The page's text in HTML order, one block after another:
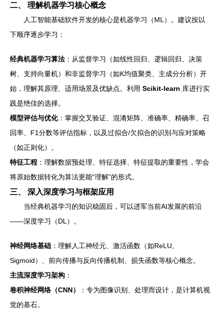
二、 理解机器学习核心概念
人工智能基础软件开发的核心是机器学习（ML）。建议按以
下顺序逐步学习：
经典机器学习算法 ：从监督学习（如线性回归、逻辑回归、决策
树、支持向量机）和非监督学习（如K均值聚类、主成分分析）开
始，理解其原理、适用场景及优缺点。利用 Scikit-learn 库进行实
践是绝佳的选择。
模型评估与优化：掌握交叉验证、混淆矩阵、准确率、精确率、召
回率、F1分数等评估指标，以及过拟合/欠拟合的识别与应对策略
（如正则化）。
特征工程 ：理解数据预处理、特征选择、特征提取的重要性，学会
将原始数据转化为算法更能“理解”的形式。
三、 深入深度学习与框架应用
当经典机器学习的知识稳固后，可以进军当前AI发展的前沿
——深度学习（DL）。
神经网络基础 ：理解人工神经元、激活函数（如ReLU,
Sigmoid）、前向传播与反向传播机制、损失函数等核心概念。
主流深度学习架构 ：
卷积神经网络（CNN）
：专为图像识别、处理而设计，是计算机视
觉的基石。